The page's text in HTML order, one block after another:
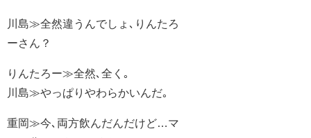
川島≫全然違うんでしょ､りんたろ
ーさん？
りんたろー≫全然､全く｡
川島≫やっぱりやわらかいんだ｡
重岡≫今､両方飲んだんだけど…マ